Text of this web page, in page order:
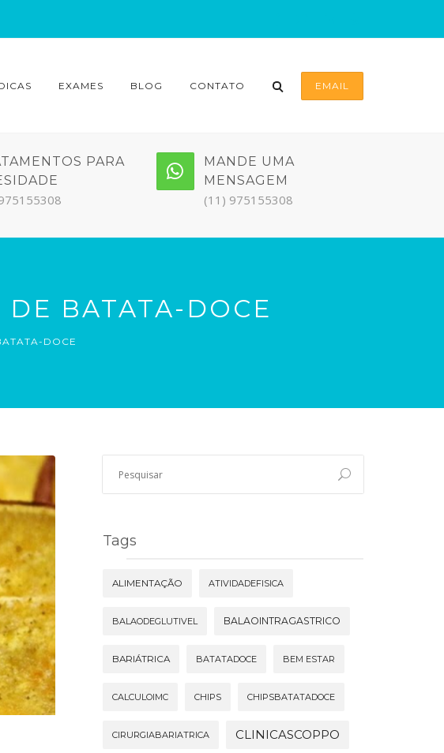
EXAMES BLOG CONTATO EMAIL
PARA
MANDE UMA
MENSAGEM
(11) 975155308
BATATA-DOCE
DOCE
Tags
ALIMENTAÇÃO ATIVIDADEFISICA
BALAODEGLUTIVEL BALAOINTRAGASTRICO
BARIÁTRICA BATATADOCE BEM ESTAR
CALCULOIMC CHIPS CHIPSBATATADOCE
CIRURGIABARIATRICA CLINICASCOPPO